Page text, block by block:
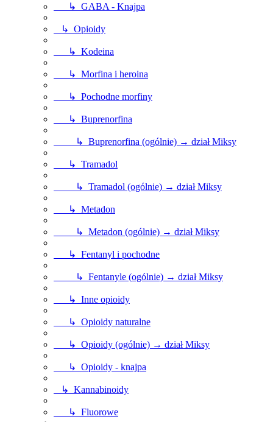
↳ GABA - Knajpa
↳ Opioidy
↳ Kodeina
↳ Morfina i heroina
↳ Pochodne morfiny
↳ Buprenorfina
↳ Buprenorfina (ogólnie) → dział Miksy
↳ Tramadol
↳ Tramadol (ogólnie) → dział Miksy
↳ Metadon
↳ Metadon (ogólnie) → dział Miksy
↳ Fentanyl i pochodne
↳ Fentanyle (ogólnie) → dział Miksy
↳ Inne opioidy
↳ Opioidy naturalne
↳ Opioidy (ogólnie) → dział Miksy
↳ Opioidy - knajpa
↳ Kannabinoidy
↳ Fluorowe